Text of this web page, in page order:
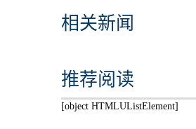
相关新闻
推荐阅读
[object HTMLUListElement]